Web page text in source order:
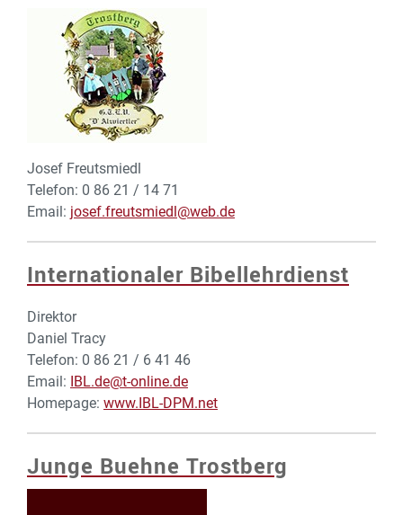
Josef Freutsmiedl
Telefon: 0 86 21 / 14 71
Email: josef.freutsmiedl@web.de
Internationaler Bibellehrdienst
Direktor
Daniel Tracy
Telefon: 0 86 21 / 6 41 46
Email: IBL.de@t-online.de
Homepage: www.IBL-DPM.net
Junge Buehne Trostberg